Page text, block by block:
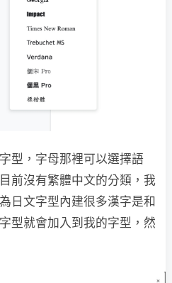
型，字母那裡可以選擇語
前沒有繁體中文的分類，我
日文字型內建很多漢字是和
型就會加入到我的字型，然